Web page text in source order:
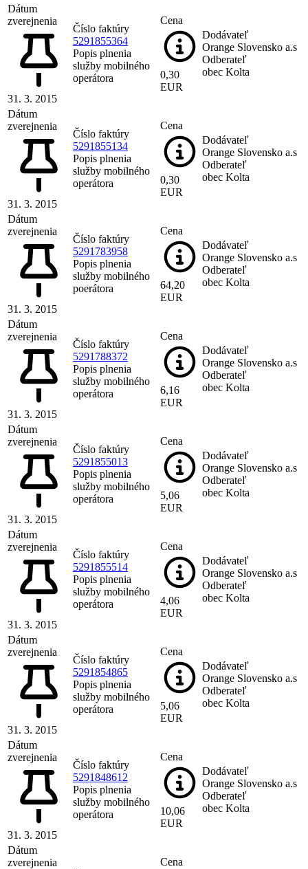
Dátum
zverejnenia
31. 3. 2015
Číslo faktúry
5291855364
Popis plnenia
služby mobilného
operátora
Cena
0,30
EUR
Dodávateľ
Orange Slovensko a.s
Odberateľ
obec Kolta
Dátum
zverejnenia
31. 3. 2015
Číslo faktúry
5291855134
Popis plnenia
služby mobilného
operátora
Cena
0,30
EUR
Dodávateľ
Orange Slovensko a.s
Odberateľ
obec Kolta
Dátum
zverejnenia
31. 3. 2015
Číslo faktúry
5291783958
Popis plnenia
služby mobilného
poerátora
Cena
64,20
EUR
Dodávateľ
Orange Slovensko a.s
Odberateľ
obec Kolta
Dátum
zverejnenia
31. 3. 2015
Číslo faktúry
5291788372
Popis plnenia
služby mobilného
operátora
Cena
6,16
EUR
Dodávateľ
Orange Slovensko a.s
Odberateľ
obec Kolta
Dátum
zverejnenia
31. 3. 2015
Číslo faktúry
5291855013
Popis plnenia
služby mobilného
operátora
Cena
5,06
EUR
Dodávateľ
Orange Slovensko a.s
Odberateľ
obec Kolta
Dátum
zverejnenia
31. 3. 2015
Číslo faktúry
5291855514
Popis plnenia
služby mobilného
operátora
Cena
4,06
EUR
Dodávateľ
Orange Slovensko a.s
Odberateľ
obec Kolta
Dátum
zverejnenia
31. 3. 2015
Číslo faktúry
5291854865
Popis plnenia
služby mobilného
operátora
Cena
5,06
EUR
Dodávateľ
Orange Slovensko a.s
Odberateľ
obec Kolta
Dátum
zverejnenia
31. 3. 2015
Číslo faktúry
5291848612
Popis plnenia
služby mobilného
operátora
Cena
10,06
EUR
Dodávateľ
Orange Slovensko a.s
Odberateľ
obec Kolta
Dátum
zverejnenia
Cena